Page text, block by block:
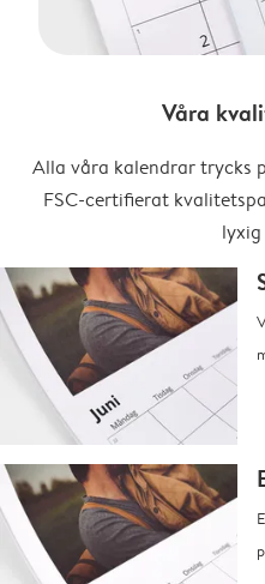
Våra
Alla våra kalendrar trycks
FSC-certifierat